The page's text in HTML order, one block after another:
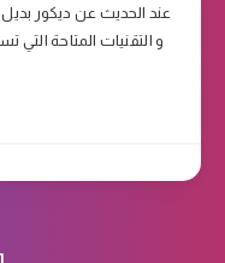
عند الحديث عن ديكور
و التقنيات المتاحة